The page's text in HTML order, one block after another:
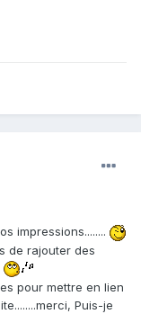
impressions........
de rajouter des
pour mettre en lien
Puis-je